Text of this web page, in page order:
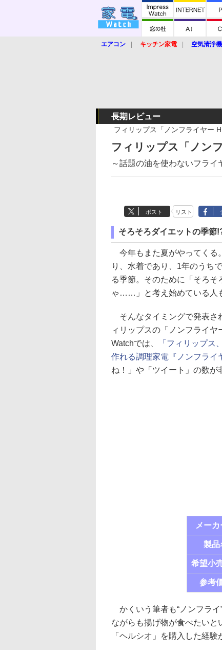
エアコン キッチン家電 空気清浄機
長期レビュー
フィリップス「ノンフライヤー
フィリップス「ノン
～話題の油を使わないフラ
ポスト リスト
そろそろダイエットの季節
今年もまた夏がやってくる
り、水着であり、1年のうち
る季節。そのために「そろそ
ゃ……」と考え始めている人
そんなタイミングで発表さ
ィリップスの「ノンフライヤ
Watchでは、
「フィリップス
作れる調理家電『ノンフライ
ね！」や「ツイート」の数が
メーカ
製品
希望小
参考
かくいう筆者も“ノンフラ
ながらも揚げ物が食べたいと
「ヘルシオ」を購入した経験